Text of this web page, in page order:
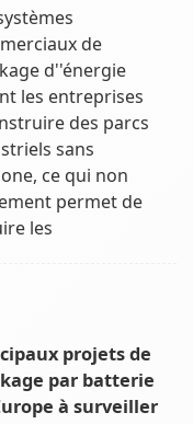
de
d''énergie
les entreprises
des parcs
sans
ce qui non
permet de
les
projets de
par batterie
à surveiller